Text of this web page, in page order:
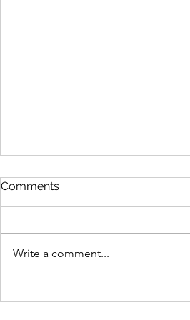
CGN TV 케이티 파우스트 인
연하여 인터뷰를 하였습니다 (13분
37초 이후 부터 ) 30편 뉴스이슈, 스
Comments
Write a comment...